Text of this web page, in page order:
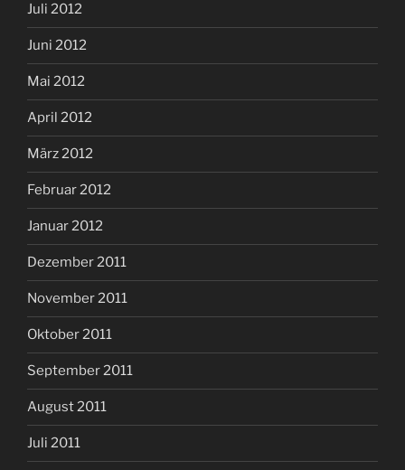
Juli 2012
Juni 2012
Mai 2012
April 2012
März 2012
Februar 2012
Januar 2012
Dezember 2011
November 2011
Oktober 2011
September 2011
August 2011
Juli 2011